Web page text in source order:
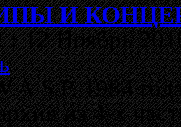
И
:12 Ноябрь
1984
из 4-х